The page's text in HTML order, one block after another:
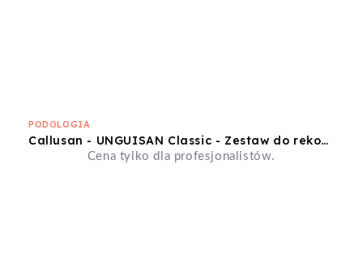
PODOLOGIA
Callusan - UNGUISAN Classic - Zestaw do rekonstrukcji paznokci - Produkt dostępny na zamówienie
Cena tylko dla profesjonalistów.